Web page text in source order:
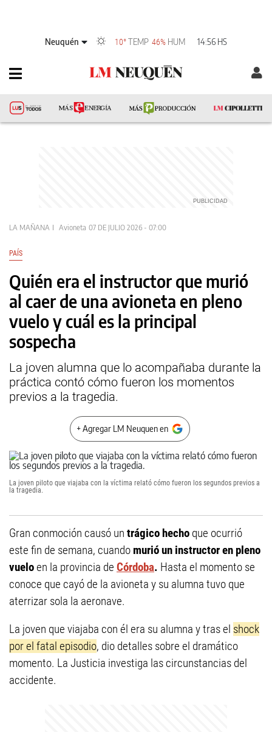
Neuquén 10°TEMP 46% HUM 14:56 HS
LA MAÑANA Avioneta 07 DE JULIO 2026 - 07:00
PAÍS
Quién era el instructor que murió
al caer de una avioneta en pleno
vuelo y cuál es la principal
sospecha
La joven alumna que lo acompañaba durante la
práctica contó cómo fueron los momentos
previos a la tragedia.
+ Agregar LM Neuquen en
La joven piloto que viajaba con la víctima relató cómo fueron los segundos previos a
la tragedia.
Gran conmoción causó un trágico hecho que ocurrió
este fin de semana, cuando murió un instructor en pleno
vueloen la provincia de Córdoba. Hasta el momento se
conoce que cayó de la avioneta y su alumna tuvo que
aterrizar sola la aeronave.
La joven que viajaba con él era su alumna y tras el shock
por el fatal episodio, dio detalles sobre el dramático
momento. La Justicia investiga las circunstancias del
accidente.